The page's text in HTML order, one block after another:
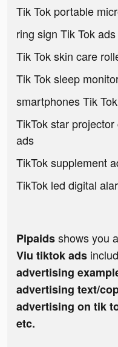
Tik Tok portable
ring sign Tik Tok ads
Tik Tok skin care
Tik Tok sleep
smartphones Tik
TikTok star
ads
TikTok supplement
TikTok led digital
Pipaidsshows you
Viu tiktok ads
advertising
advertising text/
advertising on tik
etc.